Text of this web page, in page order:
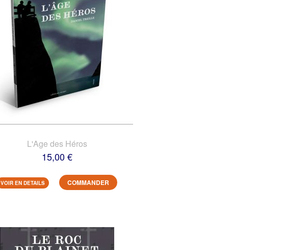
L'Age des Héros
15,00 €
VOIR EN DETAILS COMMANDER